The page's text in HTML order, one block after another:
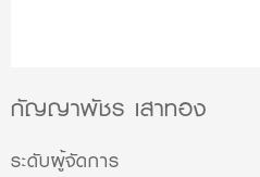
กัญญาพัชร เสาทอง
ระดับผู้จัดการ